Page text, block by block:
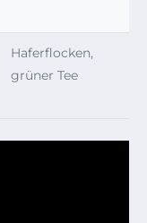
Haferflocken,
grüner Tee